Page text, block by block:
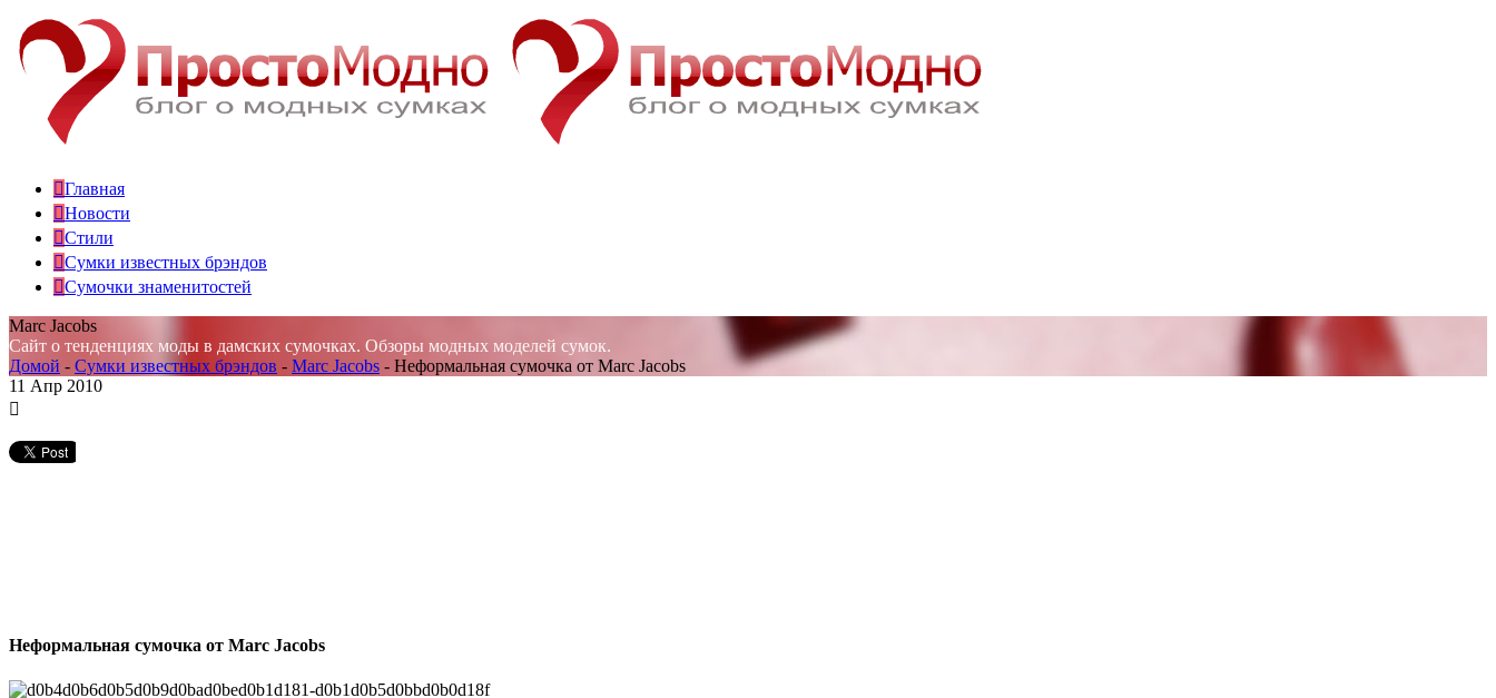
Главная
Новости
Стили
Сумки известных брэндов
Сумочки знаменитостей
Marc Jacobs
Сайт о тенденциях моды в дамских сумочках. Обзоры модных моделей сумок.
Домой - Сумки известных брэндов - Marc Jacobs - Неформальная сумочка от Marc Jacobs
11 Апр 2010
Неформальная сумочка от Marc Jacobs